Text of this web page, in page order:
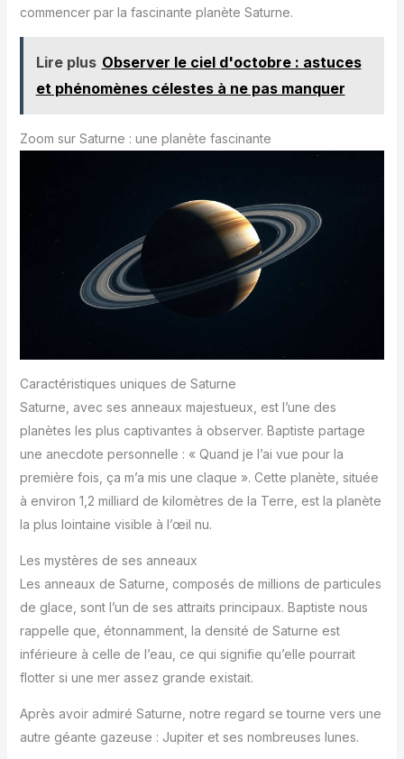
commencer par la fascinante planète Saturne.
Lire plus Observer le ciel d'octobre : astuces
et phénomènes célestes à ne pas manquer
Zoom sur Saturne : une planète fascinante
Caractéristiques uniques de Saturne
Saturne, avec ses anneaux majestueux, est l’une des
planètes les plus captivantes à observer. Baptiste partage
une anecdote personnelle : « Quand je l’ai vue pour la
première fois, ça m’a mis une claque ». Cette planète, située
à environ 1,2 milliard de kilomètres de la Terre, est la planète
la plus lointaine visible à l’œil nu.
Les mystères de ses anneaux
Les anneaux de Saturne, composés de millions de particules
de glace, sont l’un de ses attraits principaux. Baptiste nous
rappelle que, étonnamment, la densité de Saturne est
inférieure à celle de l’eau, ce qui signifie qu’elle pourrait
flotter si une mer assez grande existait.
Après avoir admiré Saturne, notre regard se tourne vers une
autre géante gazeuse : Jupiter et ses nombreuses lunes.